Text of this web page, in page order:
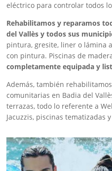
eléctrico para controlar todos
Rehabilitamos y reparamos
del Vallès y todos sus
pintura, gresite, liner o lámina
con pintura. Piscinas de
completamente equipada y
Además, también
comunitarias en Badia del
terrazas, todo lo referente a
Jacuzzis, piscinas tematizadas